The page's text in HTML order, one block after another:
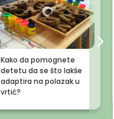
Kako da pomognete
detetu da se što lakše
adaptira na polazak u
vrtić?